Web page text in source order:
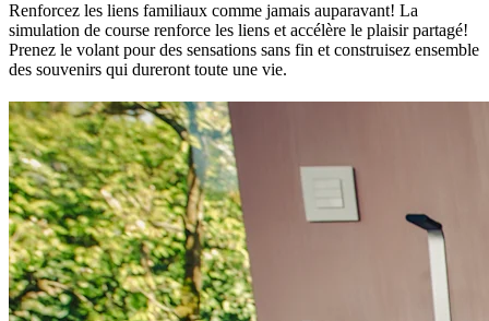
Renforcez les liens familiaux comme jamais auparavant! La
simulation de course renforce les liens et accélère le plaisir partagé!
Prenez le volant pour des sensations sans fin et construisez ensemble
des souvenirs qui dureront toute une vie.